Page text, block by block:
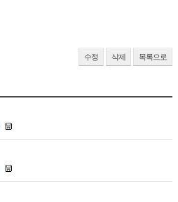
수정 삭제 목록으로